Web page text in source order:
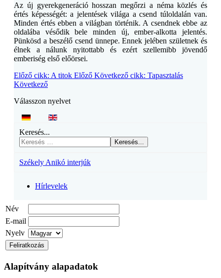
Az új gyerekgeneráció hosszan megőrzi a néma közlés és
értés képességét: a jelentések világa a csend túloldalán van.
Minden értés ebben a világban történik. A csendnek ebbe az
oldalába vésődik bele minden új, ember-alkotta jelentés.
Pünkösd a beszélő csend ünnepe. Ennek jelében születnek és
élnek a nálunk nyitottabb és ezért szellemibb jövendő
emberiség első előörsei.
Előző cikk: A titok Előző Következő cikk: Tapasztalás
Következő
Válasszon nyelvet
Keresés...
Keresés...
Székely Anikó interjúk
Hírlevelek
Név
E-mail
Nyelv
Alapítvány alapadatok